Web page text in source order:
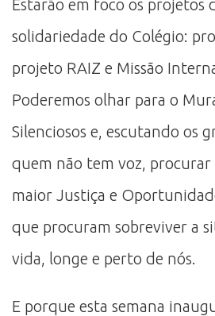
Estarão em foco os projetos
solidariedade do Colégio:
projeto RAIZ e Missão
Poderemos olhar para o
Silenciosos e, escutando os
quem não tem voz, procurar
maior Justiça e
que procuram sobreviver a
vida, longe e perto de nós.
E porque esta semana